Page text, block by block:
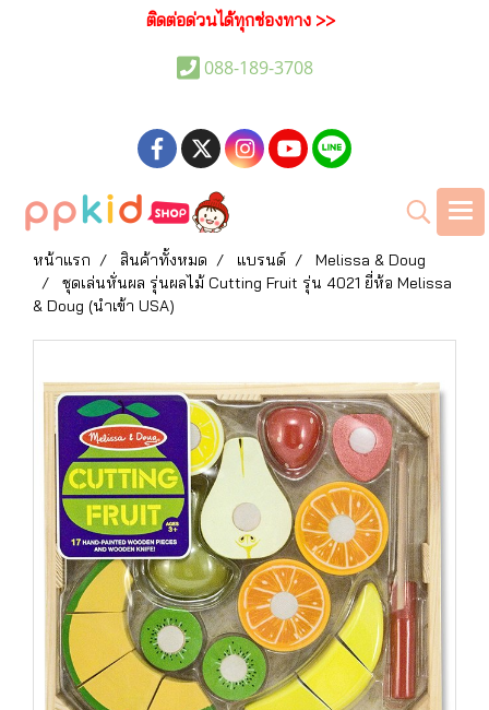
ติดต่อด่วนได้ทุกช่องทาง >>
088-189-3708
หน้าแรก สินค้าทั้งหมด แบรนด์
Melissa & Doug
ชุดเล่นหั่นผล รุ่นผลไม้ Cutting Fruit รุ่น 4021 ยี่ห้อ Melissa
& Doug (นำเข้า USA)